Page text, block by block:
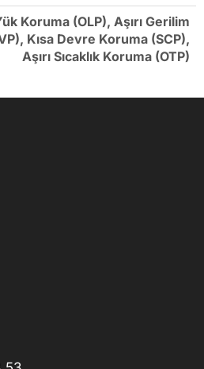
Koruma (OLP), Aşırı Gerilim
Kısa Devre Koruma (SCP),
Aşırı Sıcaklık Koruma (OTP)